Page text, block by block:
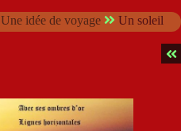
Une idée de voyage
Un soleil